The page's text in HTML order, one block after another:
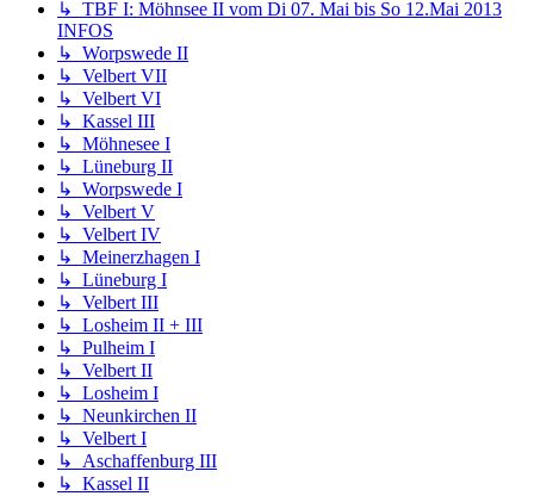
↳ TBF I: Möhnsee II vom Di 07. Mai bis So 12.Mai 2013
INFOS
↳ Worpswede II
↳ Velbert VII
↳ Velbert VI
↳ Kassel III
↳ Möhnesee I
↳ Lüneburg II
↳ Worpswede I
↳ Velbert V
↳ Velbert IV
↳ Meinerzhagen I
↳ Lüneburg I
↳ Velbert III
↳ Losheim II + III
↳ Pulheim I
↳ Velbert II
↳ Losheim I
↳ Neunkirchen II
↳ Velbert I
↳ Aschaffenburg III
↳ Kassel II